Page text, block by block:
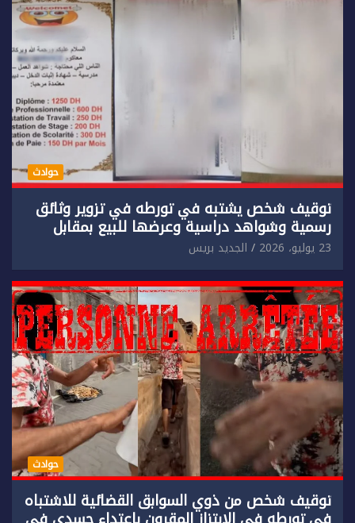
حوادث
توقيف شخص يشتبه في تورطه في تزوير وثائق
رسمية وشواهد دراسية وعرضها للبيع بمقابل
مادي.
23 يوليو، 2026 الجديد بريس
حوادث
توقيف شخص من ذوي السوابق القضائية للاشتباه